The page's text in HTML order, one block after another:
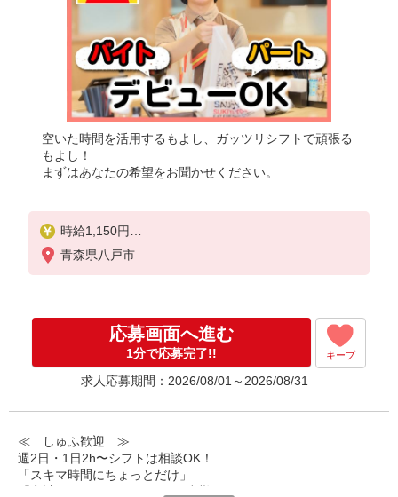
空いた時間を活用するもよし、ガッツリシフトで頑張る
もよし！
まずはあなたの希望をお聞かせください。
時給1,150円
※22:00〜翌5:00：時給1,438円
※高校生時給1,100円
青森県八戸市
応募画面へ進む
1分で応募完了!! キープ
求人応募期間：2026/08/01～2026/08/31
≪ しゅふ歓迎 ≫
週2日・1日2h〜シフトは相談OK！
「スキマ時間にちょっとだけ」